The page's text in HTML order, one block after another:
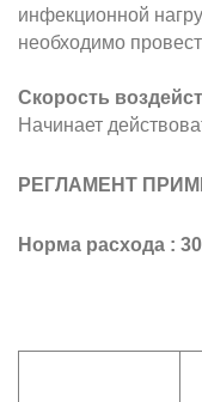
инфекционной
необходимо
Скорость
Начинает
РЕГЛАМЕНТ
Норма расхода :